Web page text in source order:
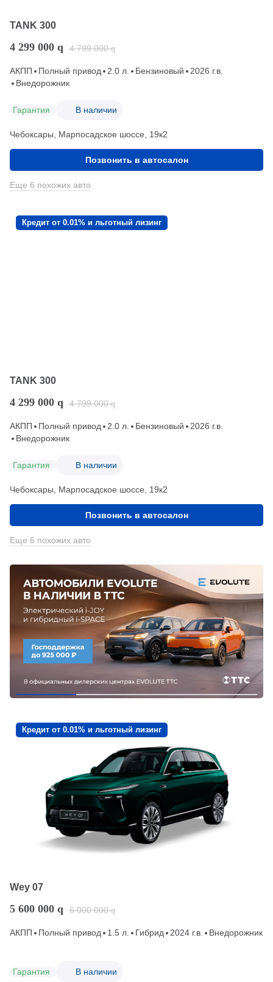
TANK 300
4 299 000 q 4 799 000 q
АКПП Полный привод 2.0 л. Бензиновый
2026 г.в.
Внедорожник
Гарантия В наличии
Чебоксары, Марпосадское шоссе, 19к2
Позвонить в автосалон
Еще 6 похожих авто
Кредит от 0.01% и льготный лизинг
TANK 300
4 299 000 q 4 799 000 q
АКПП Полный привод 2.0 л. Бензиновый
2026 г.в.
Внедорожник
Гарантия В наличии
Чебоксары, Марпосадское шоссе, 19к2
Позвонить в автосалон
Еще 6 похожих авто
Кредит от 0.01% и льготный лизинг
Wey 07
5 600 000 q 6 000 000 q
АКПП Полный привод 1.5 л. Гибрид 2024 г.в. Внедорожник
Гарантия В наличии